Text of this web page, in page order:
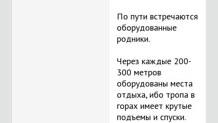
По пути встречаются
оборудованные
родники.
Через каждые 200-
300 метров
оборудованы места
отдыха, ибо тропа в
горах имеет крутые
подъемы и спуски.